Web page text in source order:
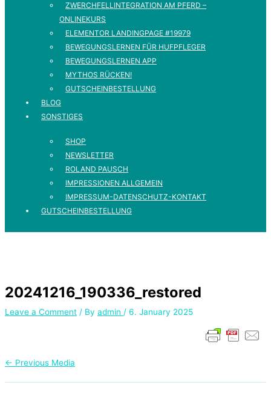
ZWERCHFELLINTEGRATION AM PFERD –
ONLINEKURS
ELEMENTOR LANDINGPAGE #19979
BEWEGUNGSLERNEN FÜR HUFPFLEGER
BEWEGUNGSLERNEN APP
MYTHOS RÜCKEN!
GUTSCHEINBESTELLUNG
BLOG
SONSTIGES
SHOP
NEWSLETTER
ROLAND PAUSCH
IMPRESSIONEN ALLGEMEIN
IMPRESSUM-DATENSCHUTZ-KONTAKT
GUTSCHEINBESTELLUNG
20241216_190336_restored
Leave a Comment / By admin / 6. January 2025
← Previous Media